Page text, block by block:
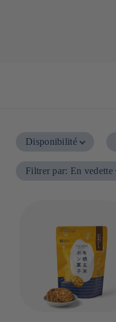
Disponibilité
Filtrer par: En vedette